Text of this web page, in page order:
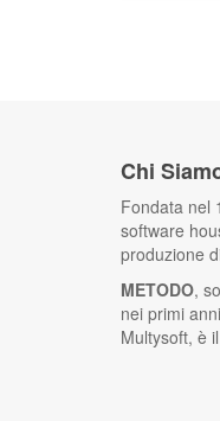
Chi
Fondata nel
software
produzione
METODO,
nei primi
Multysoft, è